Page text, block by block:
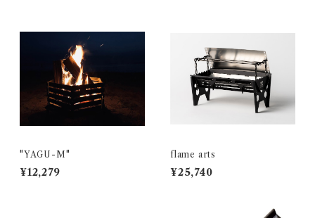
"YAGU-M"
¥12,279
flame arts
¥25,740